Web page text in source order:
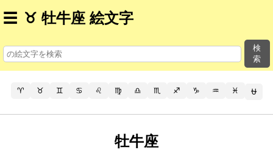
☰ ♉ 牡牛座 絵文字
検
索
♈ ♉ ♊ ♋ ♌ ♍ ♎ ♏ ♐ ♑ ♒ ♓ ⛎
牡牛座